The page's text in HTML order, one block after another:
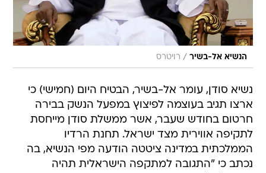
הנשיא אל-בשיר / רויטרס
נשיא סודן, עומר אל-בשיר, הבטיח היום (חמישי) כי
ארצו תגיב בעוצמה לפיצוץ במפעל הנשק בבירה
חרטום בחודש שעבר, אשר ממשלת סודן מייחסת
לתקיפה אווירית מצד ישראל. תחנת הרדיו
הממלכתית במדינה ציטטה הודעה מפי הנשיא, בה
נכתב כי "התגובה למתקפה הישראלית תהיה